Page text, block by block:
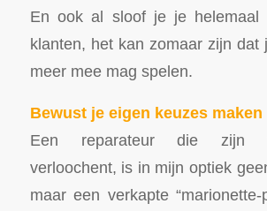
En ook al sloof je je helemaal
klanten, het kan zomaar zijn dat
meer mee mag spelen.
Bewust je eigen keuzes maken
Een reparateur die zijn
verloochent, is in mijn optiek
maar een verkapte “marionette-